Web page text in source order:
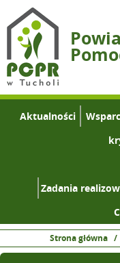
Aktualności
Zadania
Strona główna /